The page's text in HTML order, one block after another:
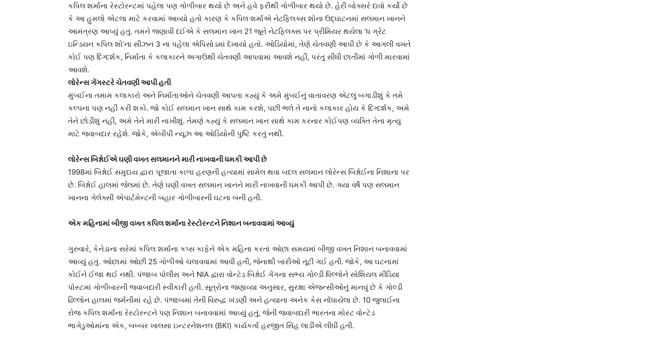
કપિલ શર્માના રેસ્ટોરન્ટમાં પહેલા પણ ગોળીબાર થયો છે અને હવે ફરીથી ગોળીબાર થયો છે. હેરી બોક્સરે દાવો કર્યો છે
કે આ હુમલો એટલા માટે કરવામાં આવ્યો હતો કારણ કે કપિલ શર્માએ નેટફ્લિક્સ શોના ઉદ્ઘાટનમાં સલમાન ખાનને
આમંત્રણ આપ્યું હતું. તમને જણાવી દઈએ કે સલમાન ખાન 21 જૂને નેટફ્લિક્સ પર પ્રીમિયર થયેલા ‘ધ ગ્રેટ
ઇન્ડિયન કપિલ શો’ના સીઝન 3 ના પહેલા એપિસોડમાં દેખાયો હતો. ઓડિયોમાં, તેણે ચેતવણી આપી છે કે આગલી વખતે
કોઈ પણ દિગ્દર્શક, નિર્માતા કે કલાકારને અગાઉથી ચેતવણી આપવામાં આવશે નહીં, પરંતુ સીધી છાતીમાં ગોળી મારવામાં
આવશે.
લોરેન્સ ગેંગસ્ટરે ચેતવણી આપી હતી
મુંબઈના તમામ કલાકારો અને નિર્માતાઓને ચેતવણી આપતા કહ્યું કે અમે મુંબઈનું વાતાવરણ એટલું બગાડીશું કે તમે
કલ્પના પણ નહીં કરી શકો. જો કોઈ સલમાન ખાન સાથે કામ કરશે, પછી ભલે તે નાનો કલાકાર હોય કે દિગ્દર્શક, અમે
તેને છોડીશું નહીં, અમે તેને મારી નાખીશું. તેમણે કહ્યું કે સલમાન ખાન સાથે કામ કરનાર કોઈપણ વ્યક્તિ તેના મૃત્યુ
માટે જવાબદાર રહેશે. જોકે, એબીપી ન્યૂઝ આ ઓડિયોની પુષ્ટિ કરતું નથી.
લોરેન્સ બિશ્નોઈએ ઘણી વખત સલમાનને મારી નાખવાની ધમકી આપી છે
1998માં બિશ્નોઈ સમુદાય દ્વારા પૂજાતા કાળા હરણની હત્યામાં સામેલ થવા બદલ સલમાન લોરેન્સ બિશ્નોઈના નિશાના પર
છે. બિશ્નોઈ હાલમાં જેલમાં છે. તેણે ઘણી વખત સલમાન ખાનને મારી નાખવાની ધમકી આપી છે. ગયા વર્ષે પણ સલમાન
ખાનના ગેલેક્સી એપાર્ટમેન્ટની બહાર ગોળીબારની ઘટના બની હતી.
એક મહિનામાં બીજી વખત કપિલ શર્માના રેસ્ટોરન્ટને નિશાન બનાવવામાં આવ્યું
ગુરુવારે, કેનેડાના સરેમાં કપિલ શર્માના કપ્સ કાફેને એક મહિના કરતાં ઓછા સમયમાં બીજી વખત નિશાન બનાવવામાં
આવ્યું હતું. ઓછામાં ઓછી 25 ગોળીઓ ચલાવવામાં આવી હતી, જેનાથી બારીઓ તૂટી ગઈ હતી. જોકે, આ ઘટનામાં
કોઈને ઈજા થઈ નથી. પંજાબ પોલીસ અને NIA દ્વારા વોન્ટેડ બિશ્નોઈ ગેંગના સભ્ય ગોલ્ડી ધિલ્લોને સોશિયલ મીડિયા
પોસ્ટમાં ગોળીબારની જવાબદારી સ્વીકારી હતી. સૂત્રોના જણાવ્યા અનુસાર, સુરક્ષા એજન્સીઓનું માનવું છે કે ગોલ્ડી
ઢિલ્લોન હાલમાં જર્મનીમાં રહે છે. પંજાબમાં તેની વિરુદ્ધ ખંડણી અને હત્યાના અનેક કેસ નોંધાયેલા છે. 10 જુલાઈના
રોજ કપિલ શર્માના રેસ્ટોરન્ટને પણ નિશાન બનાવવામાં આવ્યું હતું, જેની જવાબદારી ભારતના મોસ્ટ વોન્ટેડ
ભાગેડુઓમાંના એક, બબ્બર ખાલસા ઇન્ટરનેશનલ (BKI) કાર્યકર્તા હરજીત સિંહ લાડીએ લીધી હતી.